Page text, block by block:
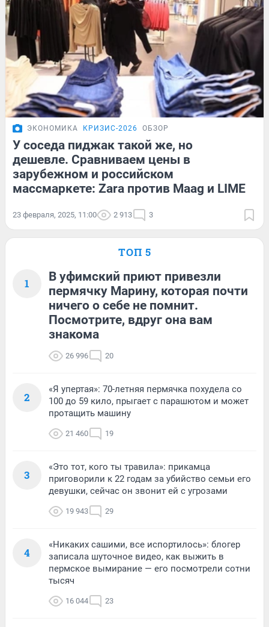
ЭКОНОМИКА КРИЗИС-2026 ОБЗОР
У соседа пиджак такой же, но
дешевле. Сравниваем цены в
зарубежном и российском
массмаркете: Zara против Maag и LIME
23 февраля, 2025, 11:00 2 913 3
ТОП 5
1
В уфимский приют привезли
пермячку Марину, которая почти
ничего о себе не помнит.
Посмотрите, вдруг она вам
знакома
26 996 20
2
«Я упертая»: 70-летняя пермячка похудела со
100 до 59 кило, прыгает с парашютом и может
протащить машину
21 460 19
3
«Это тот, кого ты травила»: прикамца
приговорили к 22 годам за убийство семьи его
девушки, сейчас он звонит ей с угрозами
19 943 29
4
«Никаких сашими, все испортилось»: блогер
записала шуточное видео, как выжить в
пермское вымирание — его посмотрели сотни
тысяч
16 044 23